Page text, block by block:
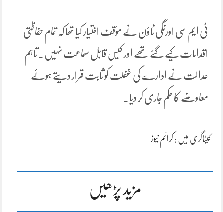
ٹی ایم سی اورنگی ٹاؤن نے مؤقف اختیار کیا تھا کہ تمام حفاظتی
اقدامات کیے گئے تھے اور کیس قابل سماعت نہیں۔ تاہم
عدالت نے ادارے کی غفلت کو ثابت قرار دیتے ہوئے
معاوضے کا حکم جاری کر دیا۔
کیٹاگری میں : کرائم نیوز
مزید پڑھیں